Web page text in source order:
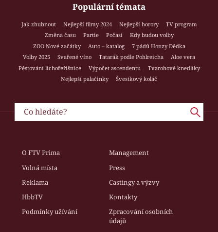
Populární témata
Jak zhubnout Nejlepší filmy 2024 Nejlepší horory
TV program
Změna času
Partie Počasí
Kdy budou volby
ZOO Nové začátky
Auto – katalog
7 pádů Honzy Dědka
Volby 2025
Svařené víno Tatarák podle Pohlreicha
Aloe vera
Pěstování lichořeřišnice
Výpočet ascendentu
Tvarohové knedlíky
Nejlepší palačinky
Švestkový koláč
O FTV Prima
Management
Volná místa
Press
Reklama
Castingy a výzvy
HbbTV
Kontakty
Podmínky užívání
Zpracování osobních
údajů